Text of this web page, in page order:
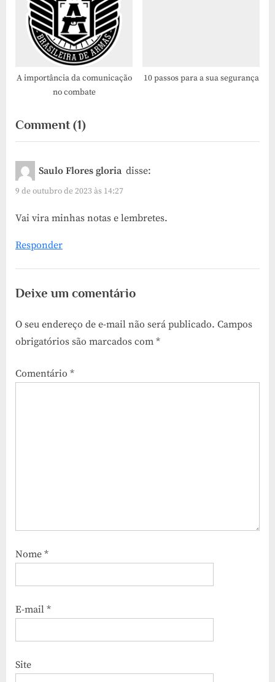
A importância da comunicação
no combate
10 passos para a sua segurança
Comment (1)on
“Os
erros
comuns
munição”
Saulo Flores gloria disse:
9 de outubro de 2023 às 14:27
Vai vira minhas notas e lembretes.
Responder
Deixe um comentário
O seu endereço de e-mail não será publicado. Campos
obrigatórios são marcados com *
Comentário *
Nome *
E-mail *
Site